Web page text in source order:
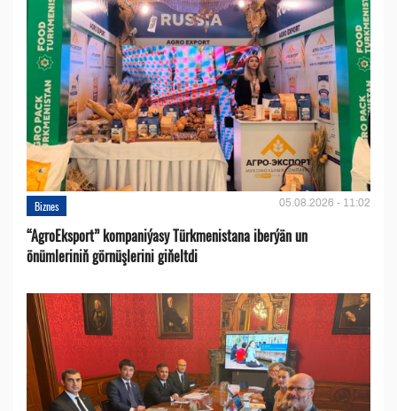
Biznes 05.08.2026 - 11:02
“AgroEksport” kompaniýasy Türkmenistana iberýän un
önümleriniň görnüşlerini giňeltdi